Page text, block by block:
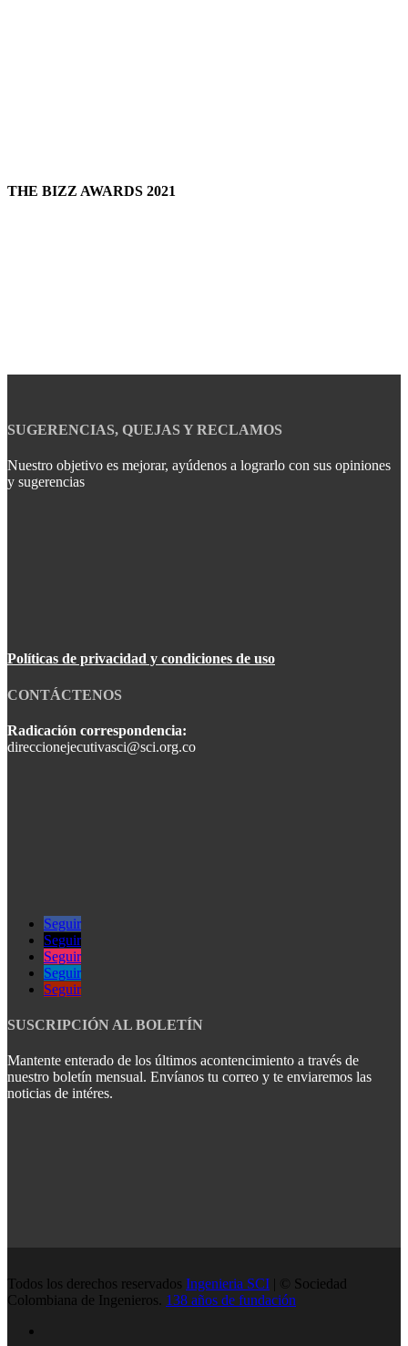
THE BIZZ AWARDS 2021
SUGERENCIAS, QUEJAS Y RECLAMOS
Nuestro objetivo es mejorar, ayúdenos a lograrlo con sus opiniones
y sugerencias
Políticas de privacidad y condiciones de uso
CONTÁCTENOS
Radicación correspondencia:
direccionejecutivasci@sci.org.co
Seguir
Seguir
Seguir
Seguir
Seguir
SUSCRIPCIÓN AL BOLETÍN
Mantente enterado de los últimos acontencimiento a través de
nuestro boletín mensual. Envíanos tu correo y te enviaremos las
noticias de intéres.
Todos los derechos reservados Ingenieria SCI | © Sociedad
Colombiana de Ingenieros. 138 años de fundación